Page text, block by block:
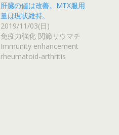
肝臓の値は改善。MTX服用
量は現状維持。
2019/11/03(日)
免疫力強化 関節リウマチ
Immunity enhancement
rheumatoid-arthritis